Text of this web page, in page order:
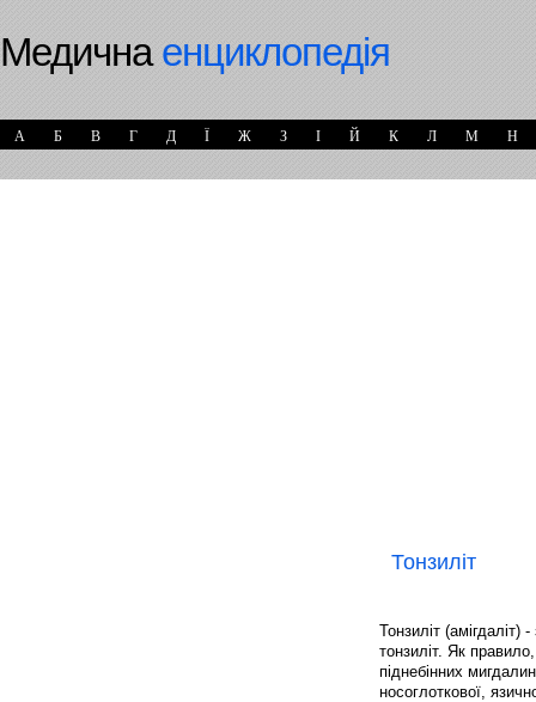
Медичнаенциклопедія
А Б В Г Д Ї Ж З І Й К Л М Н
Тонзиліт
Тонзиліт (амігдаліт)
тонзиліт. Як
піднебінних
носоглоткової,